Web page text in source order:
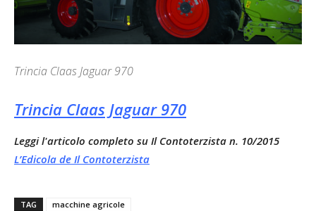
Trincia Claas Jaguar 970
Trincia Claas Jaguar 970
Leggi l'articolo completo su Il Contoterzista n. 10/2015
L’Edicola de Il Contoterzista
TAG macchine agricole